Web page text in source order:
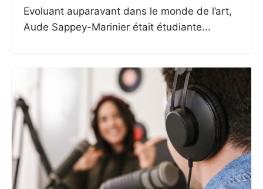
Evoluant auparavant dans le monde de l’art,
Aude Sappey-Marinier était étudiante...